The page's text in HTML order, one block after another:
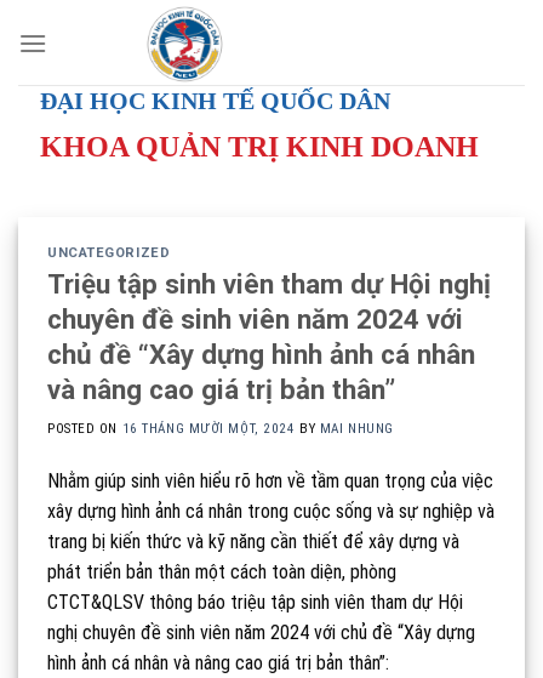
ĐẠI HỌC KINH TẾ QUỐC DÂN
KHOA QUẢN TRỊ KINH DOANH
UNCATEGORIZED
Triệu tập sinh viên tham dự Hội nghị
chuyên đề sinh viên năm 2024 với
chủ đề “Xây dựng hình ảnh cá nhân
và nâng cao giá trị bản thân”
POSTED ON 16 THÁNG MƯỜI MỘT, 2024 BY MAI NHUNG
Nhằm giúp sinh viên hiểu rõ hơn về tầm quan trọng của việc
xây dựng hình ảnh cá nhân trong cuộc sống và sự nghiệp và
trang bị kiến thức và kỹ năng cần thiết để xây dựng và
phát triển bản thân một cách toàn diện, phòng
CTCT&QLSV thông báo triệu tập sinh viên tham dự Hội
nghị chuyên đề sinh viên năm 2024 với chủ đề “Xây dựng
hình ảnh cá nhân và nâng cao giá trị bản thân”: